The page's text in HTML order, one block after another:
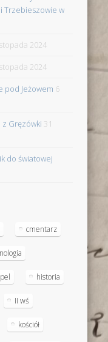
Trzebieszowie w
2024
2024
pod Jeżowem 6
Gręzówki 31
do światowej
cmentarz
historia
II wś
kościół